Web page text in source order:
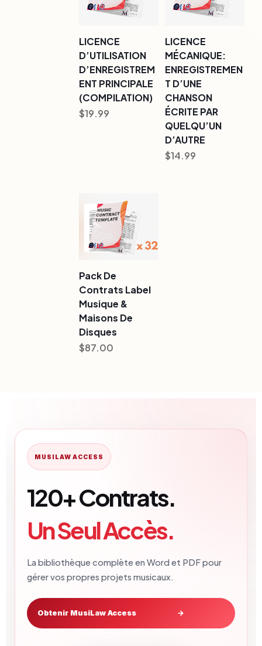
LICENCE
D’UTILISATION
D’ENREGISTREM
ENT PRINCIPALE
(COMPILATION)
$19.99
LICENCE
MÉCANIQUE:
ENREGISTREMEN
T D’UNE
CHANSON
ÉCRITE PAR
QUELQU’UN
D’AUTRE
$14.99
Pack De
Contrats Label
Musique &
Maisons De
Disques
$87.00
MUSILAW ACCESS
120+ Contrats.
Un Seul Accès.
La bibliothèque complète en Word et PDF pour
gérer vos propres projets musicaux.
Obtenir MusiLaw Access →